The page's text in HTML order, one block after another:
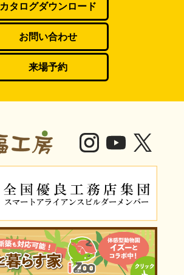
カタログダウンロード
お問い合わせ
来場予約